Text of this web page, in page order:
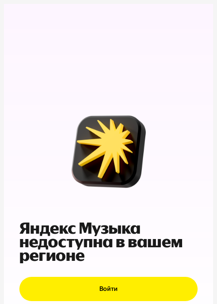
Яндекс Музыка
недоступна в вашем
регионе
Войти